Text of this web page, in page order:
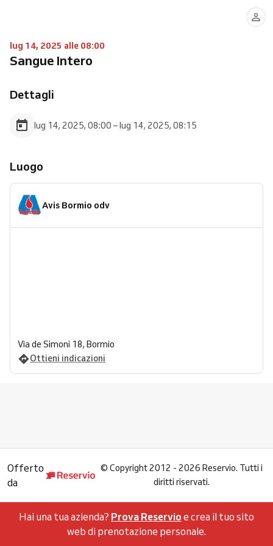
lug 14, 2025 alle 08:00
Sangue Intero
Dettagli
lug 14, 2025, 08:00 – lug 14, 2025, 08:15
Luogo
Avis Bormio odv
Via de Simoni 18, Bormio
Ottieni indicazioni
Offerto
da
© Copyright 2012 - 2026 Reservio. Tutti i
diritti riservati.
Hai una tua azienda? Prova Reservio e crea il tuo sito
web di prenotazione personale.